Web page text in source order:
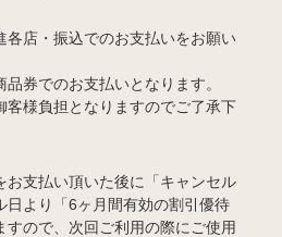
各店・振込でのお支払いをお願い
券でのお支払いとなります。
客様負担となりますのでご了承下
お支払い頂いた後に「キャンセル
日より「6ヶ月間有効の割引優待
すので、次回ご利用の際にご使用